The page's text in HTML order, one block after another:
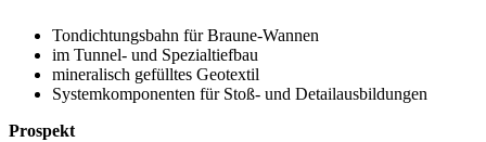
Tondichtungsbahn für Braune-Wannen
im Tunnel- und Spezialtiefbau
mineralisch gefülltes Geotextil
Systemkomponenten für Stoß- und Detailausbildungen
Prospekt